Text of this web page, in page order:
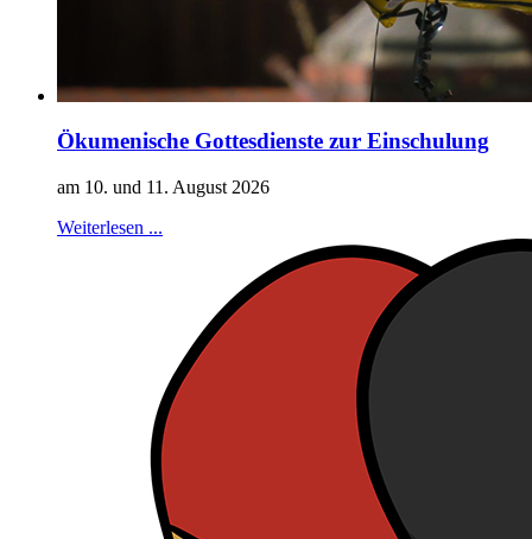
Ökumenische Gottesdienste zur Einschulung
am 10. und 11. August 2026
Weiterlesen ...